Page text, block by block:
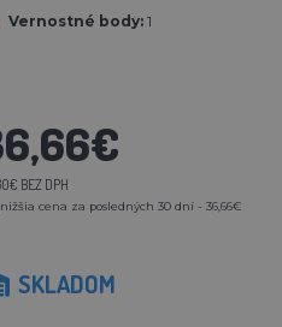
Vernostné body: 1
BEZ DPH
cena za posledných 30 dní - 36,66€
SKLADOM